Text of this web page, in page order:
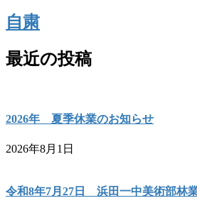
自粛
最近の投稿
2026年 夏季休業のお知らせ
2026年8月1日
令和8年7月27日 浜田一中美術部林